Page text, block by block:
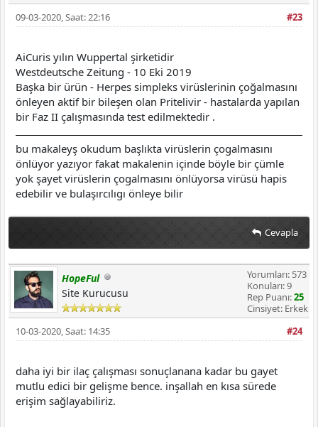
#23
09-03-2020, Saat: 22:16
AiCuris yılın Wuppertal şirketidir
Westdeutsche Zeitung - 10 Eki 2019
Başka bir ürün - Herpes simpleks virüslerinin çoğalmasını
önleyen aktif bir bileşen olan Pritelivir - hastalarda yapılan
bir Faz II çalışmasında test edilmektedir .
bu makaleyş okudum başlıkta virüslerin çogalmasını
önlüyor yazıyor fakat makalenin içinde böyle bir çümle
yok şayet virüslerin çogalmasını önlüyorsa virüsü hapis
edebilir ve bulaşırcılıgı önleye bilir
Cevapla
HopeFul
Site Kurucusu
Yorumları: 573
Konuları: 9
Rep Puanı:25
Cinsiyet: Erkek
#24
10-03-2020, Saat: 14:35
daha iyi bir ilaç çalışması sonuçlanana kadar bu gayet
mutlu edici bir gelişme bence. inşallah en kısa sürede
erişim sağlayabiliriz.